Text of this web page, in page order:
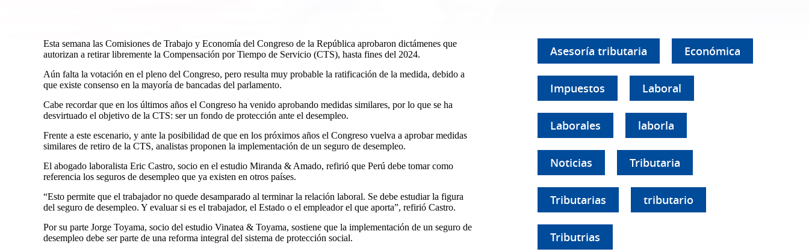
Esta semana las Comisiones de Trabajo y Economía del Congreso de la República aprobaron dictámenes que
autorizan a retirar libremente la Compensación por Tiempo de Servicio (CTS), hasta fines del 2024.
Aún falta la votación en el pleno del Congreso, pero resulta muy probable la ratificación de la medida, debido a
que existe consenso en la mayoría de bancadas del parlamento.
Cabe recordar que en los últimos años el Congreso ha venido aprobando medidas similares, por lo que se ha
desvirtuado el objetivo de la CTS: ser un fondo de protección ante el desempleo.
Frente a este escenario, y ante la posibilidad de que en los próximos años el Congreso vuelva a aprobar medidas
similares de retiro de la CTS, analistas proponen la implementación de un seguro de desempleo.
El abogado laboralista Eric Castro, socio en el estudio Miranda & Amado, refirió que Perú debe tomar como
referencia los seguros de desempleo que ya existen en otros países.
“Esto permite que el trabajador no quede desamparado al terminar la relación laboral. Se debe estudiar la figura
del seguro de desempleo. Y evaluar si es el trabajador, el Estado o el empleador el que aporta”, refirió Castro.
Por su parte Jorge Toyama, socio del estudio Vinatea & Toyama, sostiene que la implementación de un seguro de
desempleo debe ser parte de una reforma integral del sistema de protección social.
Asesoría tributaria Económica
Impuestos Laboral
Laborales laborla
Noticias Tributaria
Tributarias tributario
Tributrias